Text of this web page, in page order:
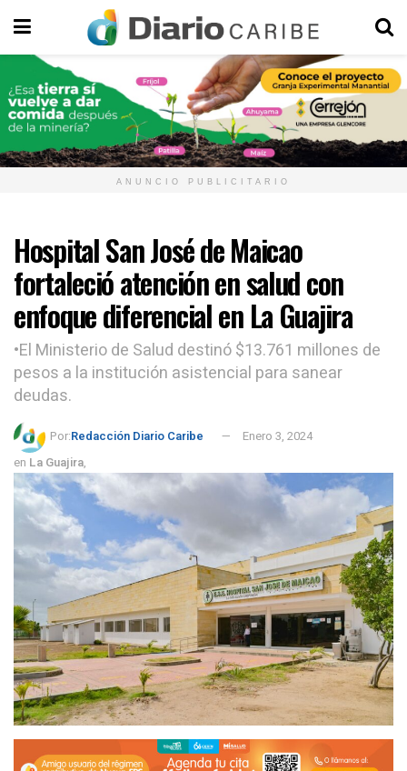
ANUNCIO PUBLICITARIO
Hospital San José de Maicao
fortaleció atención en salud con
enfoque diferencial en La Guajira
•El Ministerio de Salud destinó $13.761 millones de
pesos a la institución asistencial para sanear
deudas.
Por:Redacción Diario Caribe
Enero 3, 2024
en La Guajira,